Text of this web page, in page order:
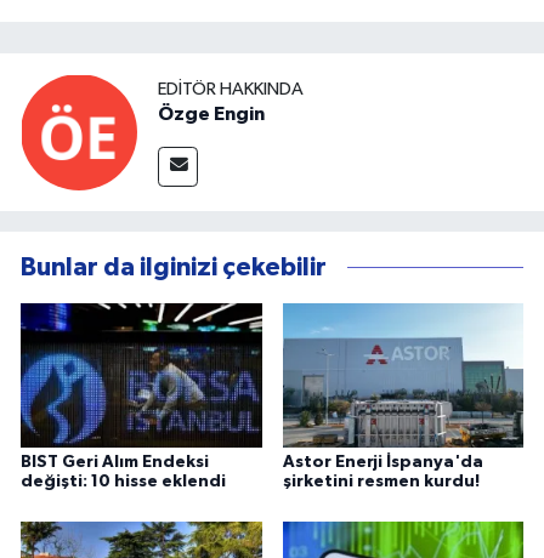
EDITÖR HAKKINDA
Özge Engin
Bunlar da ilginizi çekebilir
BIST Geri Alım Endeksi
değişti: 10 hisse eklendi
Astor Enerji İspanya'da
şirketini resmen kurdu!